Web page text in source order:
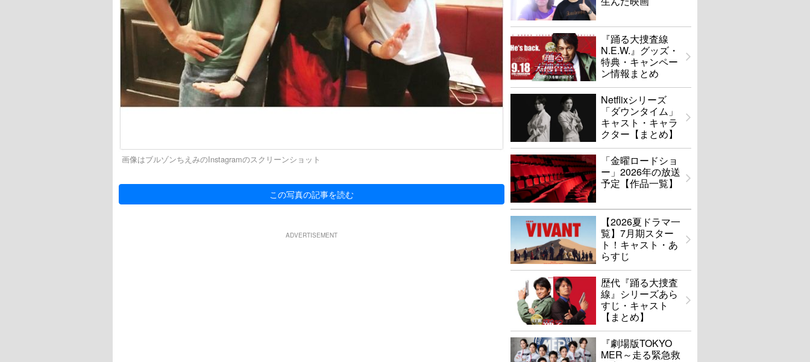
画像はブルゾンちえみのInstagramのスクリーンショット
この写真の記事を読む
ADVERTISEMENT
『踊る大捜査線
N.E.W.』グッズ・
特典・キャンペー
ン情報まとめ
Netflixシリーズ
「ダウンタイム」
キャスト・キャラ
クター【まとめ】
「金曜ロードショ
ー」2026年の放送
予定【作品一覧】
【2026夏ドラマ一
覧】7月期スター
ト！キャスト・あ
らすじ
歴代『踊る大捜査
線』シリーズあら
すじ・キャスト
【まとめ】
『劇場版TOKYO
MER～走る緊急救